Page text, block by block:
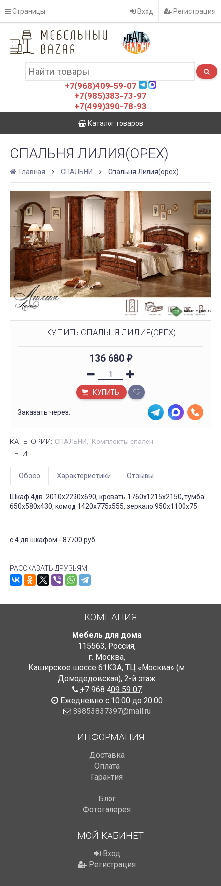
Страницы Вход Регистрация
+7(968)409-59-07
+7(985)383-73-97
+7(499)390-78-93
Каталог товаров
СПАЛЬНЯ ЛИЛИЯ(ОРЕХ)
Главная СПАЛЬНИ Спальня Лилия(орех)
КУПИТЬ СПАЛЬНЯ ЛИЛИЯ(ОРЕХ)
136 680 ₽
КУПИТЬ
Заказать через:
КАТЕГОРИИ: СПАЛЬНИ Комплекты спален
ТЕГИ:
Обзор Характеристики Отзывы
Шкаф 4дв. 2010х2290х690, кровать 1760х1215х2150, тумба
650х580х430, комод 1420х775х555, зеркало 950х1100х75
с 4 дв.шкафом - 87700 руб
РАССКАЗАТЬ ДРУЗЬЯМ!
КОМПАНИЯ
Мебель для дома
115563, Россия,
г. Москва,
Каширское шоссе 61К3А, ТЦ «Москва» (м.
Домодедовская), 2-й этаж
+7 968 409 59 07
Ежедневно с 10:00 до 20:00
89853837397@mail.ru
ИНФОРМАЦИЯ
Доставка
Оплата
Гарантия
Блог
Фотогалерея
МОЙ КАБИНЕТ
Вход
Регистрация